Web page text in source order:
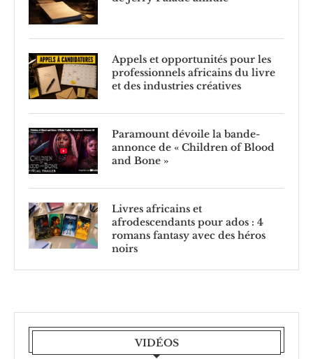
Appels et opportunités pour les
professionnels africains du livre
et des industries créatives
Paramount dévoile la bande-
annonce de « Children of Blood
and Bone »
Livres africains et
afrodescendants pour ados : 4
romans fantasy avec des héros
noirs
VIDÉOS